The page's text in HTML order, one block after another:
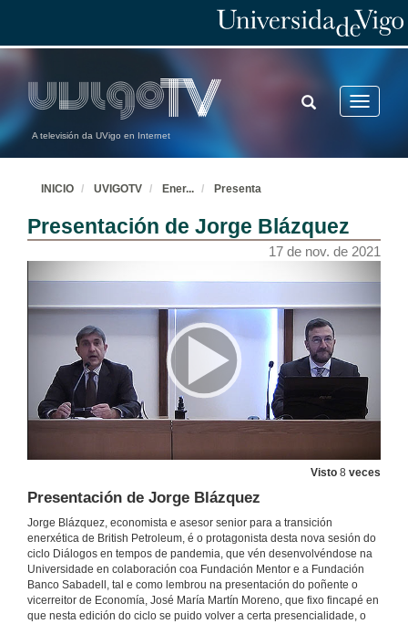
A televisión da UVigo en Internet
Toggle
TOGGLE
SEARCH
INICIO UVIGOTV Ener... Presenta
Presentación de Jorge Blázquez
17 de nov. de 2021
Visto 8 veces
Presentación de Jorge Blázquez
Jorge Blázquez, economista e asesor senior para a transición
enerxética de British Petroleum, é o protagonista desta nova sesión do
ciclo Diálogos en tempos de pandemia, que vén desenvolvéndose na
Universidade en colaboración coa Fundación Mentor e a Fundación
Banco Sabadell, tal e como lembrou na presentación do poñente o
vicerreitor de Economía, José María Martín Moreno, que fixo fincapé en
que nesta edición do ciclo se puido volver a certa presencialidade, o